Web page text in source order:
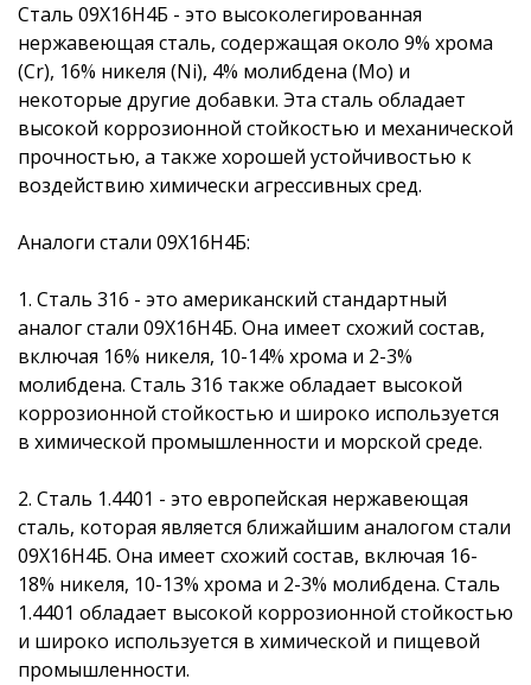
Сталь 09Х16Н4Б - это высоколегированная
нержавеющая сталь, содержащая около 9% хрома
(Cr), 16% никеля (Ni), 4% молибдена (Mo) и
некоторые другие добавки. Эта сталь обладает
высокой коррозионной стойкостью и механической
прочностью, а также хорошей устойчивостью к
воздействию химически агрессивных сред.
Аналоги стали 09Х16Н4Б:
1. Сталь 316 - это американский стандартный
аналог стали 09Х16Н4Б. Она имеет схожий состав,
включая 16% никеля, 10-14% хрома и 2-3%
молибдена. Сталь 316 также обладает высокой
коррозионной стойкостью и широко используется
в химической промышленности и морской среде.
2. Сталь 1.4401 - это европейская нержавеющая
сталь, которая является ближайшим аналогом стали
09Х16Н4Б. Она имеет схожий состав, включая 16-
18% никеля, 10-13% хрома и 2-3% молибдена. Сталь
1.4401 обладает высокой коррозионной стойкостью
и широко используется в химической и пищевой
промышленности.